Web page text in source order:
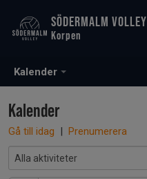
Kalender
SÖDERMALM VOLLEY
Korpen
Kalender
Gå till idag | Prenumerera